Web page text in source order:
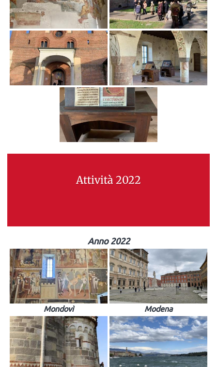
Attività 2022
Anno 2022
Mondovì Modena